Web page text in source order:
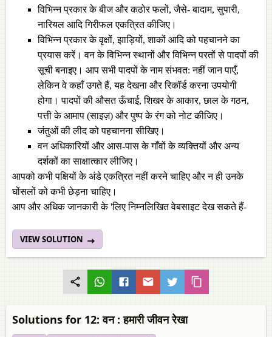
विभिन्‍न प्रकार के बीज और कठोर फलों, जैसे- बादाम, सुपारी,
नारियल आदि गिरीफल एकत्रित कीजिए।
विभिन्‍न प्रकार के वृक्षों, झाड़ियों, शाकों आदि को पहचानने का
प्रयास करें। वन के विभिन्‍न स्थानों और विभिन्‍न परतों से पादपों की
सूची बनाइए। आप सभी पादपों के नाम संभवत: नहीं जान पाएँ,
लेकिन वे कहाँ उगते हैं, यह देखना और रिकॉर्ड करना उपयोगी
होगा। पादपों की औसत ऊँचाई, शिखर के आकार, छाल के गठन,
पत्ती के आमाप (साइज़) और पुष्प के रंग को नोट कीजिए।
जंतुओं की लीद को पहचानना सीखिए।
वन अधिकारियों और आस-पास के गाँवों के व्यक्तियों और अन्य
दर्शकों का साक्षात्कार लीजिए।
आपको कभी पक्षियों के अंडे एकत्रित नहीं करने चाहिए और न ही उनके
घोंसलों को कभी छेड़ना चाहिए।
आप और अधिक जानकारी के 'लिए निम्नलिखित वेबसाइट देख सकते हैं-
VIEW SOLUTION
Solutions for 12: वन : हमारी जीवन रेखा